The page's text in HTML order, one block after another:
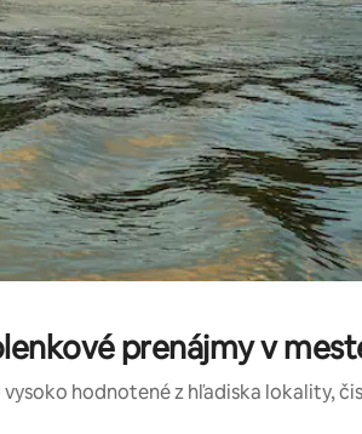
prenájmy v
hodnotené z hľadiska lokality,